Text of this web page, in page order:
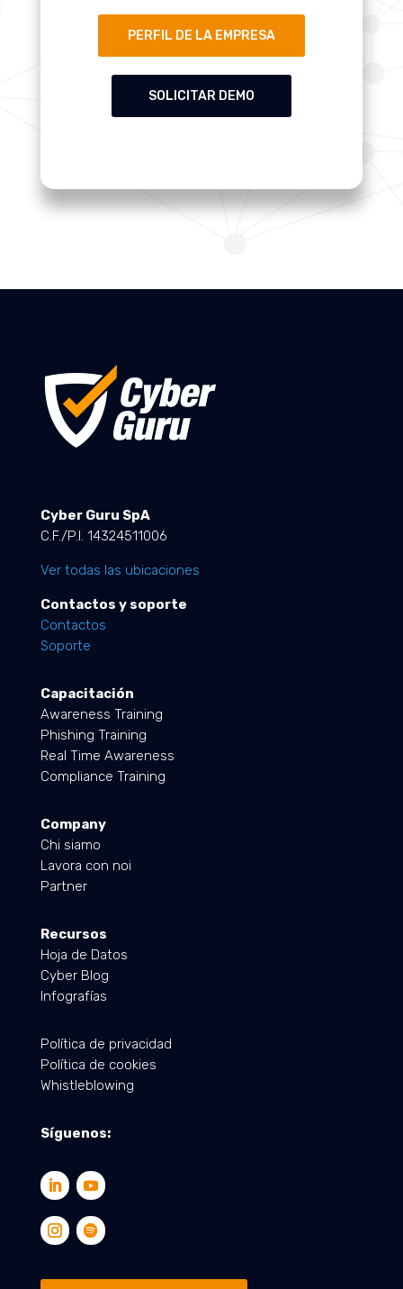
PERFIL DE LA EMPRESA
SOLICITAR DEMO
Cyber Guru SpA
C.F./P.I. 14324511006
Ver todas las ubicaciones
Contactos y soporte
Contactos
Soporte
Capacitación
Awareness Training
Phishing Training
Real Time Awareness
Compliance Training
Company
Chi siamo
Lavora con noi
Partner
Recursos
Hoja de Datos
Cyber Blog
Infografías
Política de privacidad
Política de cookies
Whistleblowing
Síguenos: